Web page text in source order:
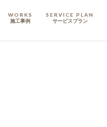
WORKS
施工事例
SERVICE PLAN
サービスプラン